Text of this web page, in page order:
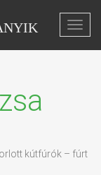
kútfúrók – fúrt